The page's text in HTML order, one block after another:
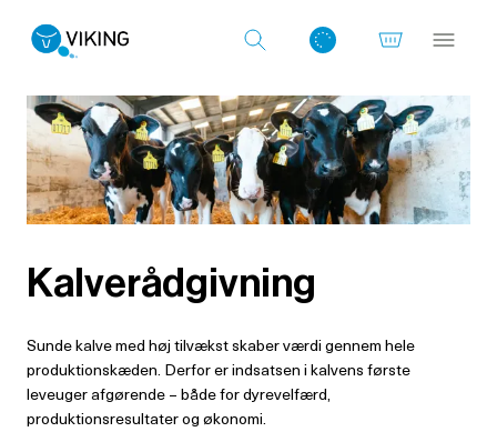
Log ind med det samme
Kalverådgivning
Sunde kalve med høj tilvækst skaber værdi gennem hele
produktionskæden. Derfor er indsatsen i kalvens første
leveuger afgørende – både for dyrevelfærd,
produktionsresultater og økonomi.